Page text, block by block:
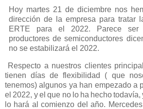
Hoy martes 21 de diciembre nos
dirección de la empresa para tratar
ERTE para el 2022. Parece ser
productores de semiconductores
no se estabilizará el 2022.
Respecto a nuestros clientes
tienen días de flexibilidad ( que
tenemos) algunos ya han empezado a
el 2022, yel que no lo ha hechotodavía,
lo hará al comienzo del año.